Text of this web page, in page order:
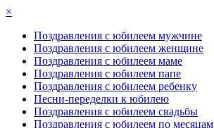
×
Поздравления с юбилеем мужчине
Поздравления с юбилеем женщине
Поздравления с юбилеем маме
Поздравления с юбилеем папе
Поздравления с юбилеем ребенку
Песни-переделки к юбилею
Поздравления с юбилеем свадьбы
Поздравления с юбилеем по месяцам